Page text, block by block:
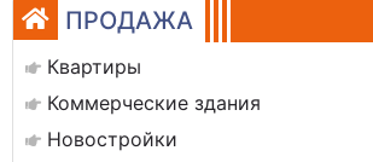
ПРОДАЖА
Квартиры
Коммерческие здания
Новостройки